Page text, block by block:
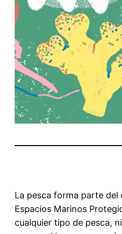
La pesca forma parte del
Espacios Marinos
cualquier tipo de pesca,